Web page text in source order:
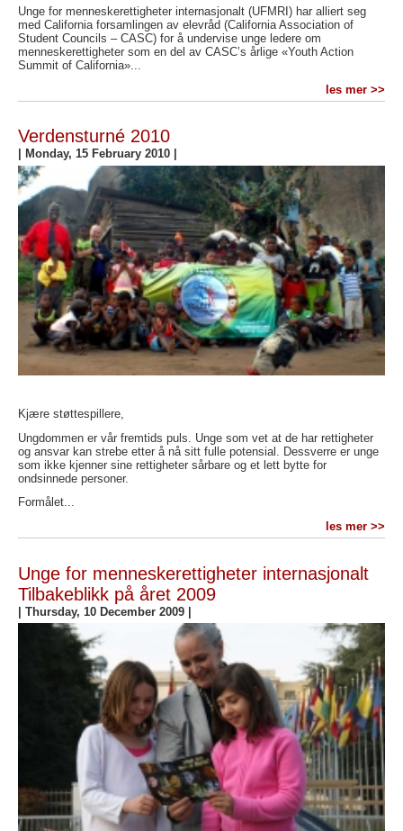
Unge for menneskerettigheter internasjonalt (UFMRI) har alliert seg
med California forsamlingen av elevråd (California Association of
Student Councils – CASC) for å undervise unge ledere om
menneskerettigheter som en del av CASC’s årlige «Youth Action
Summit of California»...
les mer >>
Verdensturné 2010
Monday, 15 February 2010
Kjære støttespillere,
Ungdommen er vår fremtids puls. Unge som vet at de har rettigheter
og ansvar kan strebe etter å nå sitt fulle potensial. Dessverre er unge
som ikke kjenner sine rettigheter sårbare og et lett bytte for
ondsinnede personer.
Formålet...
les mer >>
Unge for menneskerettigheter internasjonalt
Tilbakeblikk på året 2009
| Thursday, 10 December 2009 |